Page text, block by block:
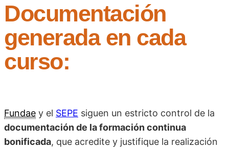
Documentación
generada en cada
curso:
Fundae y el SEPE siguen un estricto control de la
documentación de la formación continua
bonificada, que acredite y justifique la realización